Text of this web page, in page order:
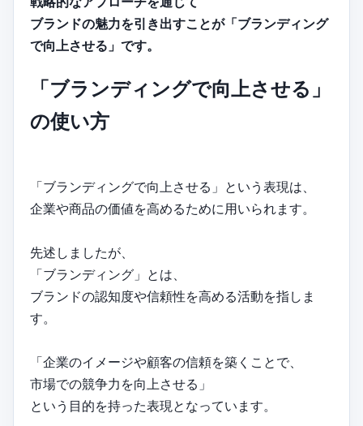
ブランドの魅力を引き出すことが「ブランディング
で向上させる」です。
「ブランディングで向上させる」
の使い方
「ブランディングで向上させる」という表現は、
企業や商品の価値を高めるために用いられます。
先述しましたが、
「ブランディング」とは、
ブランドの認知度や信頼性を高める活動を指しま
す。
「企業のイメージや顧客の信頼を築くことで、
市場での競争力を向上させる」
という目的を持った表現となっています。